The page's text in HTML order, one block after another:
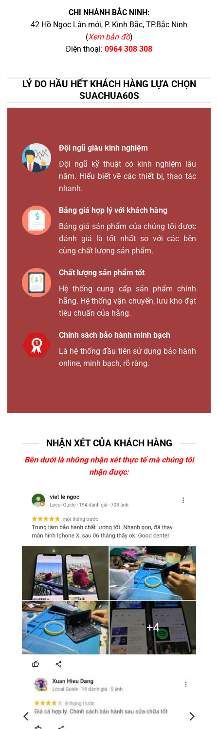
CHI NHÁNH BẮC NINH:
42 Hồ Ngọc Lân mới, P. Kinh Bắc, TP.Bắc Ninh
(Xem bản đồ)
Điện thoại: 0964 308 308
LÝ DO HẦU HẾT KHÁCH HÀNG LỰA CHỌN
SUACHUA60S
Đội ngũ giàu kinh nghiệm
Đội ngũ kỹ thuật có kinh nghiệm lâu
năm. Hiểu biết về các thiết bị, thao tác
nhanh.
Bảng giá hợp lý với khách hàng
Bảng giá sản phẩm của chúng tôi được
đánh giá là tốt nhất so với các bên
cùng chất lượng sản phẩm.
Chất lượng sản phẩm tốt
Hệ thống cung cấp sản phẩm chính
hãng. Hệ thống vận chuyển, lưu kho đạt
tiêu chuẩn của hãng.
Chính sách bảo hành minh bạch
Là hệ thống đầu tiên sử dụng bảo hành
online, minh bạch, rõ ràng.
NHẬN XÉT CỦA KHÁCH HÀNG
Bên dưới là những nhận xét thực tế mà chúng tôi
nhận được: